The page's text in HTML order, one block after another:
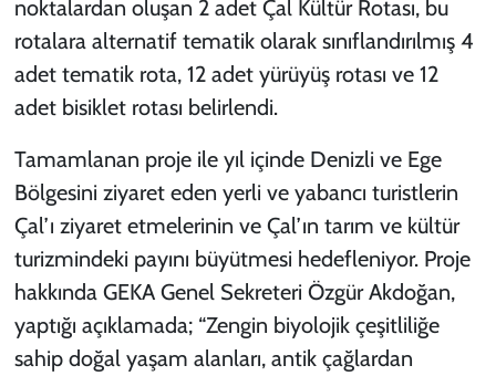
noktalardan oluşan 2 adet Çal Kültür Rotası, bu
rotalara alternatif tematik olarak sınıflandırılmış 4
adet tematik rota, 12 adet yürüyüş rotası ve 12
adet bisiklet rotası belirlendi.
Tamamlanan proje ile yıl içinde Denizli ve Ege
Bölgesini ziyaret eden yerli ve yabancı turistlerin
Çal’ı ziyaret etmelerinin ve Çal’ın tarım ve kültür
turizmindeki payını büyütmesi hedefleniyor. Proje
hakkında GEKA Genel Sekreteri Özgür Akdoğan,
yaptığı açıklamada; “Zengin biyolojik çeşitliliğe
sahip doğal yaşam alanları, antik çağlardan